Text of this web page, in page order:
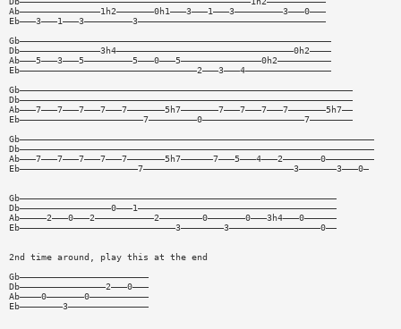
Ab———————————————1h2———————0h1———3———1———3—————————3———0———
Eb———3———1———3—————————3———————————————————————————————————
Gb——————————————————————————————————————————————————————————
Db———————————————3h4—————————————————————————————————0h2————
Ab———5———3———5—————————5———0———5———————————————0h2——————————
Eb—————————————————————————————————2———3———4————————————————
Gb——————————————————————————————————————————————————————————————
Db——————————————————————————————————————————————————————————————
Ab———7———7———7———7———7———————5h7———————7———7———7———7———————5h7——
Eb———————————————————————7—————————0———————————————————7————————
Gb——————————————————————————————————————————————————————————————————
Db——————————————————————————————————————————————————————————————————
Ab———7———7———7———7———7———————5h7——————7———5———4———2———————0—————————
Eb——————————————————————7————————————————————————————3———————3———0—
Gb———————————————————————————————————————————————————————————
Db—————————————————0———1—————————————————————————————————————
Ab—————2———0———2———————————2————————0———————0———3h4———0——————
Eb—————————————————————————————3————————3—————————————————0——
2nd time around, play this at the end
Gb————————————————————————
Db————————————————2———0———
Ab————0———————0———————————
Eb————————3———————————————